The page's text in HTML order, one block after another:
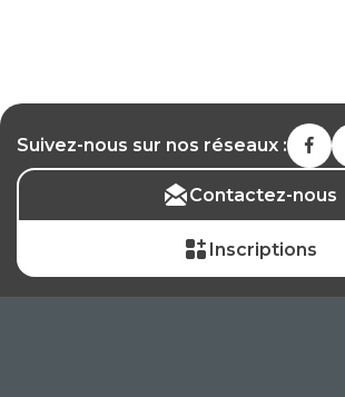
Suivez-nous sur nos réseaux :
Contactez-nous
Inscriptions